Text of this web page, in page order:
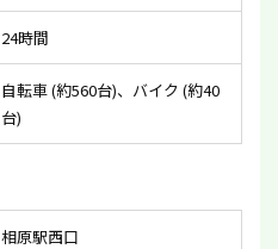
24時間
自転車 (約560台)、バイク (約40
台)
相原駅西口